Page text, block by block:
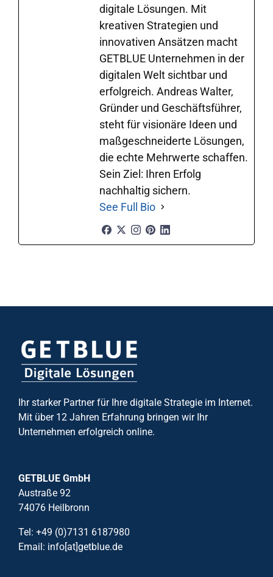
digitale Lösungen. Mit
kreativen Strategien und
innovativen Ansätzen macht
GETBLUE Unternehmen in der
digitalen Welt sichtbar und
erfolgreich. Andreas Walter,
Gründer und Geschäftsführer,
steht für visionäre Ideen und
maßgeschneiderte Lösungen,
die echte Mehrwerte schaffen.
Sein Ziel: Ihren Erfolg
nachhaltig sichern.
See Full Bio
Ihr starker Partner für Ihre digitale Strategie im Internet.
Mit über 12 Jahren Erfahrung bringen wir Ihr
Unternehmen erfolgreich online.
GETBLUE GmbH
Austraße 92
74076 Heilbronn
Tel: +49 (0)7131 6187980
Email: info[at]getblue.de